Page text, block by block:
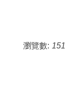
瀏覽數: 151